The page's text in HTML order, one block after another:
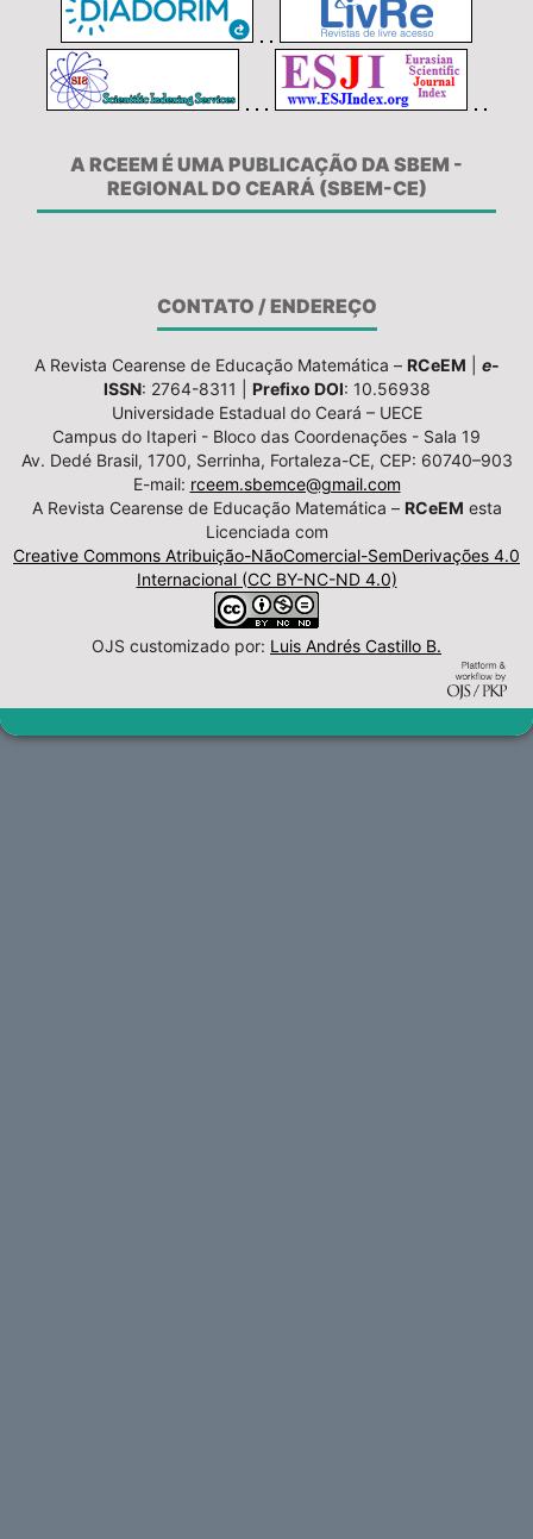
A RCEEM É UMA PUBLICAÇÃO DA SBEM -
REGIONAL DO CEARÁ (SBEM-CE)
CONTATO / ENDEREÇO
A Revista Cearense de Educação Matemática – RCeEM e-
ISSN: 2764-8311 | Prefixo DOI: 10.56938
Universidade Estadual do Ceará – UECE
Campus do Itaperi - Bloco das Coordenações - Sala 19
Av. Dedé Brasil, 1700, Serrinha, Fortaleza-CE, CEP: 60740–903
E-mail: rceem.sbemce@gmail.com
A Revista Cearense de Educação Matemática – RCeEM esta
Licenciada com
Creative Commons Atribuição-NãoComercial-SemDerivações 4.0
Internacional (CC BY-NC-ND 4.0)
OJS customizado por: Luis Andrés Castillo B.